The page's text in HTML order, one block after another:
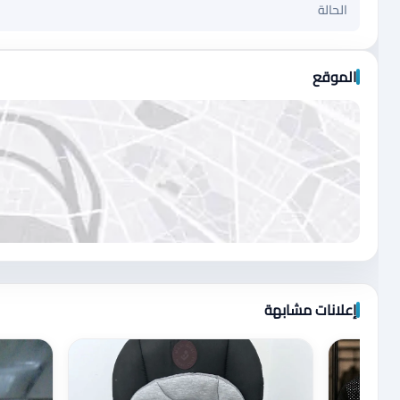
الحالة
الموقع
اضغط لتحميل الموقع
إعلانات مشابهة